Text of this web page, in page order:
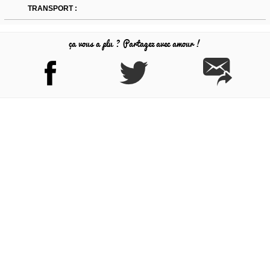
TRANSPORT :
ça vous a plu ? Partagez avec amour !